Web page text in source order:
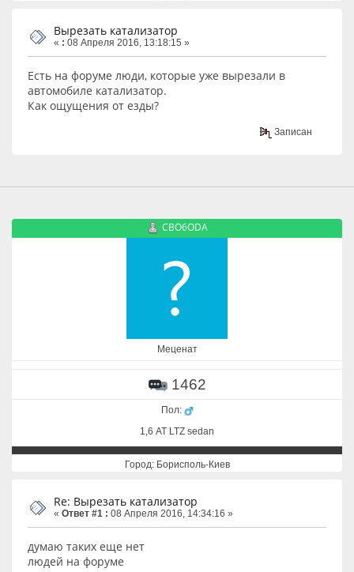
Вырезать катализатор
« : 08 Апреля 2016, 13:18:15 »
Есть на форуме люди, которые уже вырезали в
автомобиле катализатор.
Как ощущения от езды?
Записан
CBO6ODA
Меценат
1462
Пол:
1,6 АТ LTZ sedan
Город: Борисполь-Киев
Re: Вырезать катализатор
« Ответ #1 : 08 Апреля 2016, 14:34:16 »
думаю таких еще нет
людей на форуме